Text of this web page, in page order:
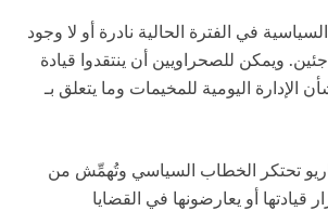
في الفترة الحالية نادرة أو لا وجود
ويمكن للصحراويين أن ينتقدوا قيادة
الإدارة اليومية للمخيمات وما يتعلق بـ
تحتكر الخطاب السياسي وتُهمِّش من
أو يعارضونها في القضايا